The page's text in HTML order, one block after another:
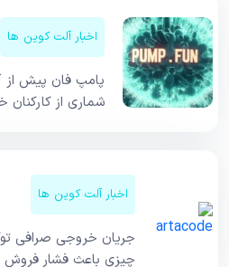
اخبار آلت کوین ها
شماری از کارکنان
اخبار آلت کوین ها
چیزی باعث فشار